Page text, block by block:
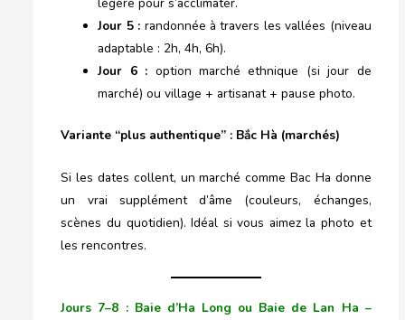
légère pour s’acclimater.
Jour 5 : randonnée à travers les vallées (niveau
adaptable : 2h, 4h, 6h).
Jour 6 : option marché ethnique (si jour de
marché) ou village + artisanat + pause photo.
Variante “plus authentique” : Bắc Hà (marchés)
Si les dates collent, un marché comme Bac Ha donne
un vrai supplément d’âme (couleurs, échanges,
scènes du quotidien). Idéal si vous aimez la photo et
les rencontres.
Jours 7–8 : Baie d’Ha Long ou Baie de Lan Ha –